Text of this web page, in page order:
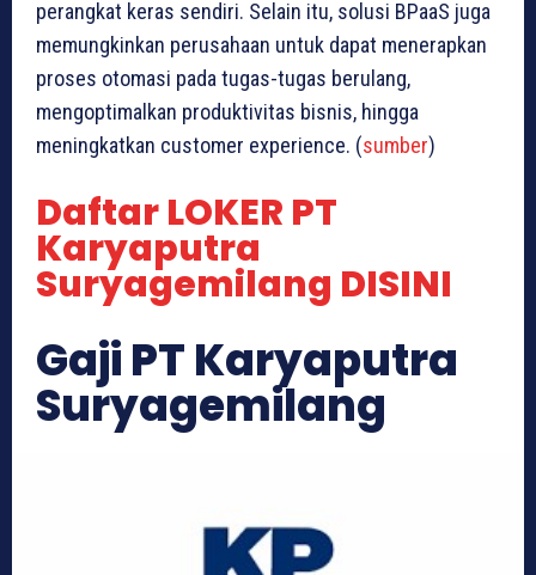
perangkat keras sendiri. Selain itu, solusi BPaaS juga
memungkinkan perusahaan untuk dapat menerapkan
proses otomasi pada tugas-tugas berulang,
mengoptimalkan produktivitas bisnis, hingga
meningkatkan customer experience. (sumber)
Daftar LOKER PT
Karyaputra
Suryagemilang DISINI
Gaji PT Karyaputra
Suryagemilang